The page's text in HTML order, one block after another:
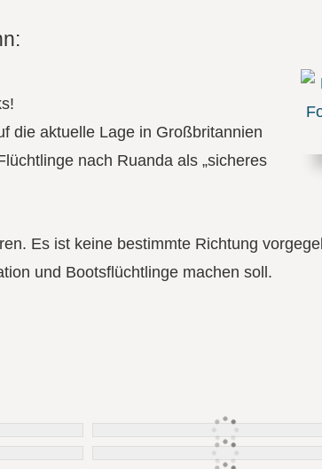
die aktuelle Lage in Großbritannien
nach Ruanda als „sicheres
Es ist keine bestimmte Richtung
und Bootsflüchtlinge machen soll.